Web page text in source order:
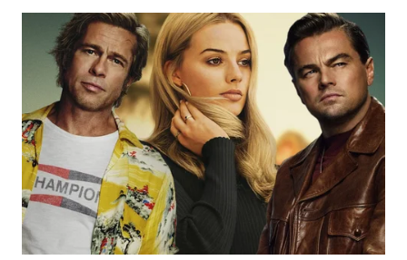
WAHANANEWS
CO ID
WAHANANEWS
NET
WAHANA
SPORT
WAHANA